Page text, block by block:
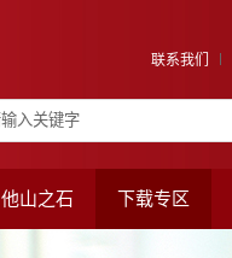
联系我们
他山之石 下载专区